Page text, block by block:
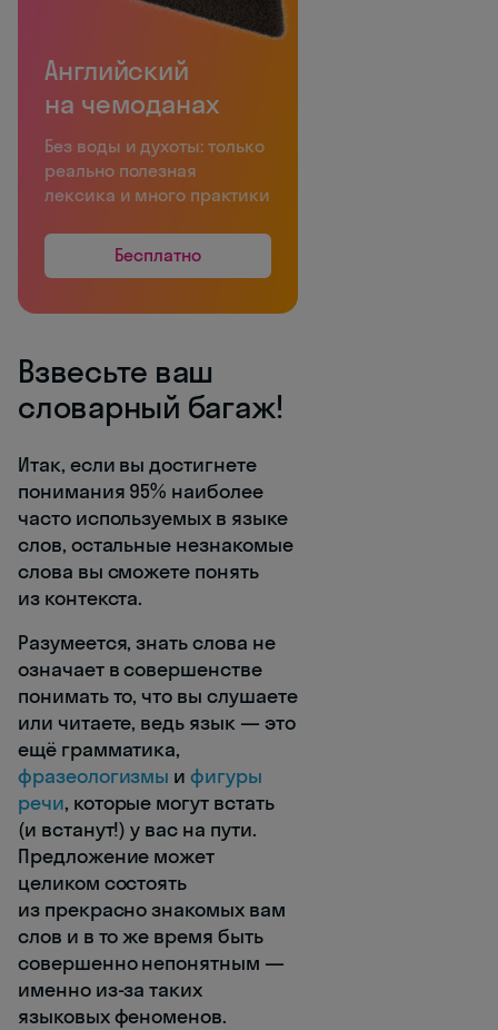
Английский
на чемоданах
Без воды и духоты: только
реально полезная
лексика и много практики
Бесплатно
Взвесьте ваш
словарный багаж!
Итак, если вы достигнете
понимания 95% наиболее
часто используемых в языке
слов, остальные незнакомые
слова вы сможете понять
из контекста.
Разумеется, знать слова не
означает в совершенстве
понимать то, что вы слушаете
или читаете, ведь язык — это
ещё грамматика,
фразеологизмы ифигуры
речи, которые могут встать
(и встанут!) у вас на пути.
Предложение может
целиком состоять
из прекрасно знакомых вам
слов и в то же время быть
совершенно непонятным —
именно из-за таких
языковых феноменов.